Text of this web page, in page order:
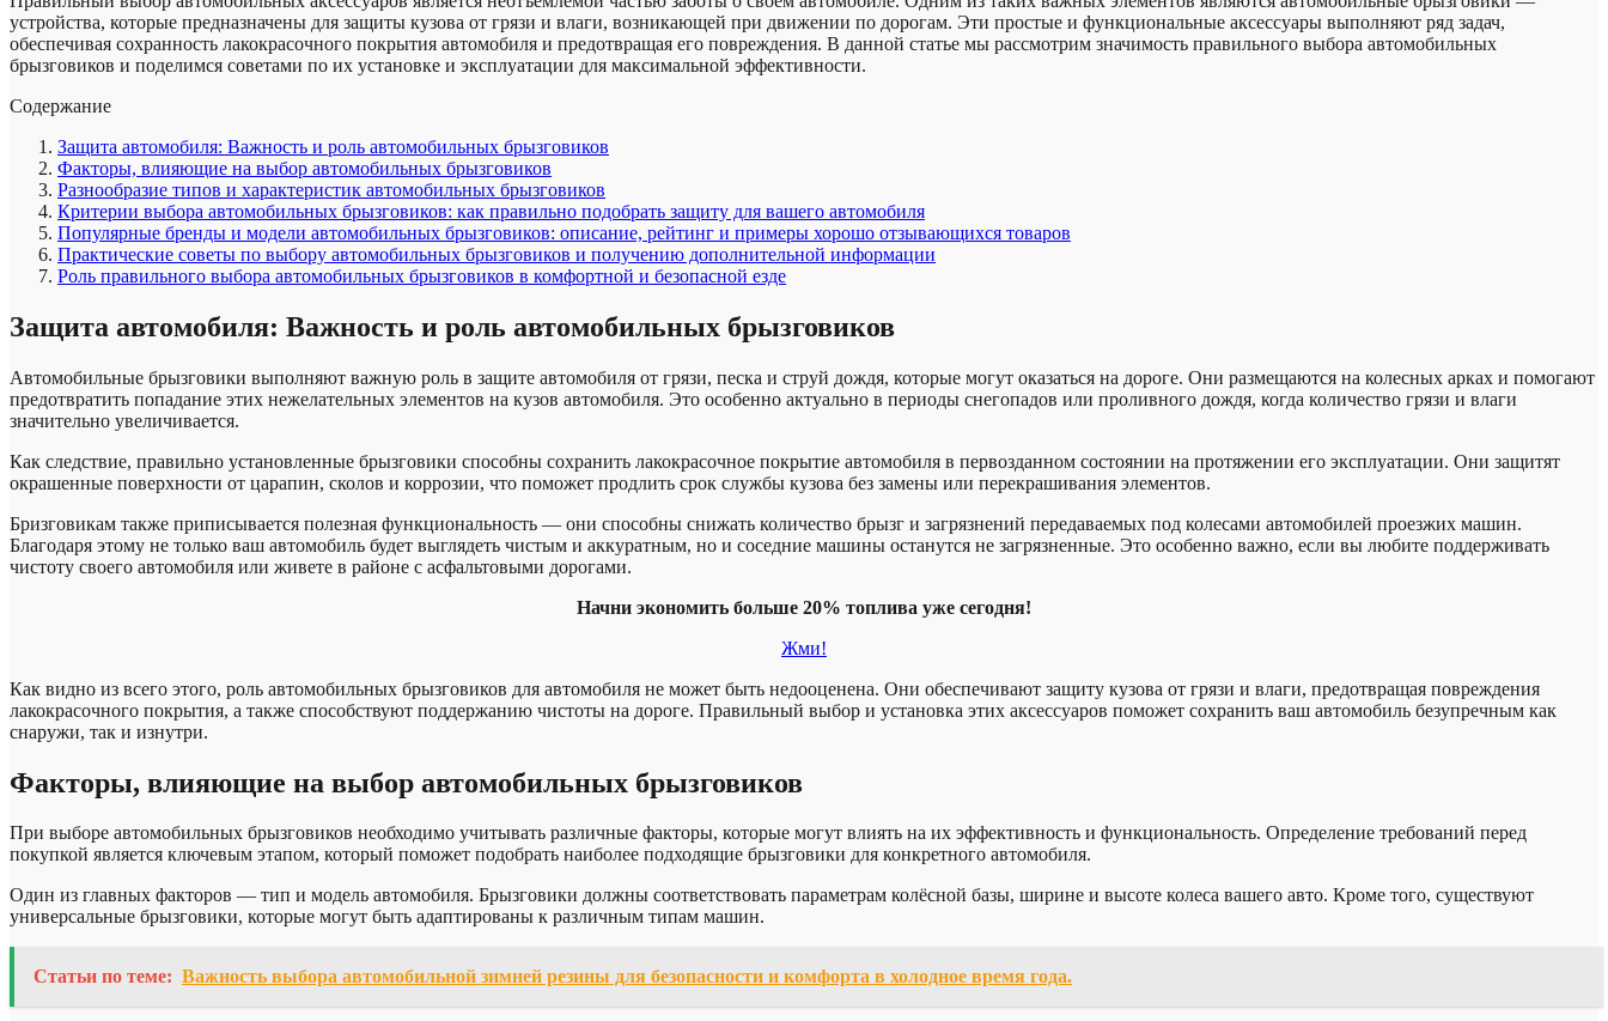
устройства, которые предназначены для защиты кузова от грязи и влаги, возникающей при движении по дорогам. Эти простые и функциональные аксессуары выполняют ряд задач,
обеспечивая сохранность лакокрасочного покрытия автомобиля и предотвращая его повреждения. В данной статье мы рассмотрим значимость правильного выбора автомобильных
брызговиков и поделимся советами по их установке и эксплуатации для максимальной эффективности.
Содержание
Защита автомобиля: Важность и роль автомобильных брызговиков
Факторы, влияющие на выбор автомобильных брызговиков
Разнообразие типов и характеристик автомобильных брызговиков
Критерии выбора автомобильных брызговиков: как правильно подобрать защиту для вашего автомобиля
Популярные бренды и модели автомобильных брызговиков: описание, рейтинг и примеры хорошо отзывающихся товаров
Практические советы по выбору автомобильных брызговиков и получению дополнительной информации
Роль правильного выбора автомобильных брызговиков в комфортной и безопасной езде
Защита автомобиля: Важность и роль автомобильных брызговиков
Автомобильные брызговики выполняют важную роль в защите автомобиля от грязи, песка и струй дождя, которые могут оказаться на дороге. Они размещаются на колесных арках и помогают
предотвратить попадание этих нежелательных элементов на кузов автомобиля. Это особенно актуально в периоды снегопадов или проливного дождя, когда количество грязи и влаги
значительно увеличивается.
Как следствие, правильно установленные брызговики способны сохранить лакокрасочное покрытие автомобиля в первозданном состоянии на протяжении его эксплуатации. Они защитят
окрашенные поверхности от царапин, сколов и коррозии, что поможет продлить срок службы кузова без замены или перекрашивания элементов.
Бризговикам также приписывается полезная функциональность — они способны снижать количество брызг и загрязнений передаваемых под колесами автомобилей проезжих машин.
Благодаря этому не только ваш автомобиль будет выглядеть чистым и аккуратным, но и соседние машины останутся не загрязненные. Это особенно важно, если вы любите поддерживать
чистоту своего автомобиля или живете в районе с асфальтовыми дорогами.
Начни экономить больше 20% топлива уже сегодня!
Жми!
Как видно из всего этого, роль автомобильных брызговиков для автомобиля не может быть недооценена. Они обеспечивают защиту кузова от грязи и влаги, предотвращая повреждения
лакокрасочного покрытия, а также способствуют поддержанию чистоты на дороге. Правильный выбор и установка этих аксессуаров поможет сохранить ваш автомобиль безупречным как
снаружи, так и изнутри.
Факторы, влияющие на выбор автомобильных брызговиков
При выборе автомобильных брызговиков необходимо учитывать различные факторы, которые могут влиять на их эффективность и функциональность. Определение требований перед
покупкой является ключевым этапом, который поможет подобрать наиболее подходящие брызговики для конкретного автомобиля.
Один из главных факторов — тип и модель автомобиля. Брызговики должны соответствовать параметрам колёсной базы, ширине и высоте колеса вашего авто. Кроме того, существуют
универсальные брызговики, которые могут быть адаптированы к различным типам машин.
Статьи по теме: Важность выбора автомобильной зимней резины для безопасности и комфорта в холодное время года.